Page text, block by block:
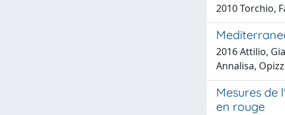
2010 Torchio,
2016 Attilio,
Annalisa,
Mesures de
en rouge